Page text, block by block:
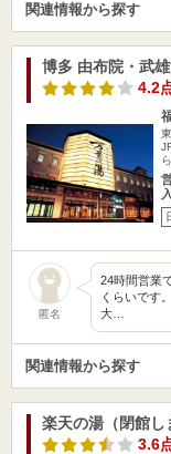
関連情報から探す
博多 由布院・武
4.2
匿名
24時間営業
くらいです
大…
関連情報から探す
楽天の湯（閉館し
3.6